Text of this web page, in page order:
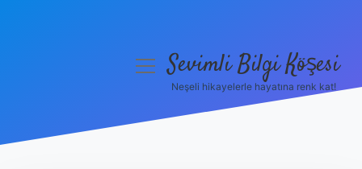
menüyüSevimli Bilgi Köşesi
Neşeli hikayelerle hayatına renk kat!